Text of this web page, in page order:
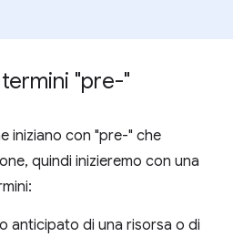
"pre-"
iniziano con "pre-" che
quindi inizieremo con una
anticipato di una risorsa o di